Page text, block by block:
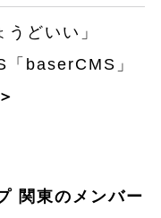
うどいい」
baserCMS」
関東のメンバー